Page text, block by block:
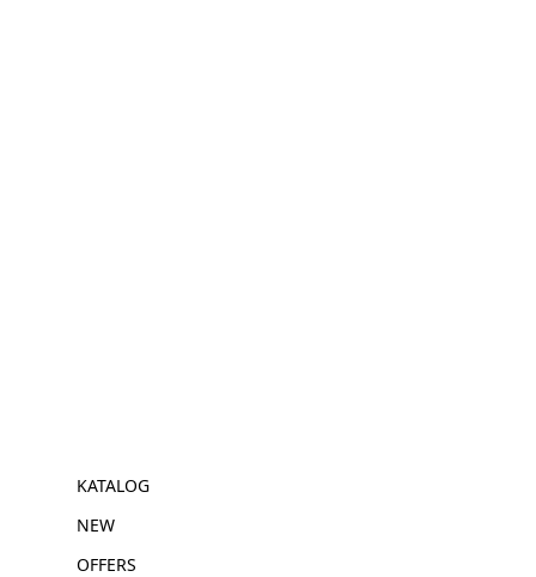
KATALOG
NEW
OFFERS